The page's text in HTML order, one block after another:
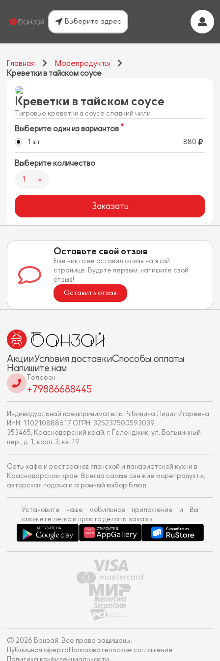
Выберите адрес
Главная
Морепродукты
Креветки в тайском соусе
Креветки в тайском соусе
Тигровые креветки в соусе сладкий чили
Выберите один из вариантов
1 шт 880
Выберите количество
1
Заказать
Оставьте свой отзыв
Еще никто не оставил отзыв на этой
странице. Будьте первым, напишите свой
отзыв!
Оставить отзыв
АкцииУсловия доставкиСпособы оплаты
Напишите нам
Телефон
+79886688445
Индивидуальный предприниматель Рябинина Лидия Игоревна
ИНН: 110210888617 ОГРН: 325237500593039
353465, Краснодарский край, г. Геленджик, ул. Больничный
пер., д. 1, корп. 3, кв. 19
Сеть кафе и ресторанов японской и паназиатской кухни в
Краснодарском крае. Всегда самые свежие морепродукты,
авторская подача и огромный выбор блюд
Установите наше мобильное приложение и Вы
сможете легко и просто делать заказы.
© 2026 Банзай. Все права защищены.
Публичная оферта Пользовательское соглашение
Политика конфиденциальности